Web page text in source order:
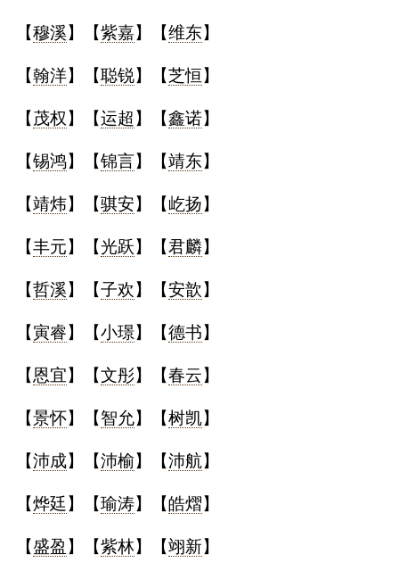
【穆溪】【紫嘉】【维东】
【翰洋】【聪锐】【芝恒】
【茂权 】【运超 】【鑫诺】
【锡鸿】【锦言】【靖东】
【靖炜】【骐安】【屹扬】
【丰元】【光跃】【君麟】
【哲溪】【子欢 】【安歆】
【寅睿】【小璟】【德书】
【恩宜】【文彤】【春云】
【景怀】【智允】【树凯】
【沛成】【沛榆】【沛航】
【烨廷 】【瑜涛】【皓熠】
【盛盈 】【紫林】【翊新】